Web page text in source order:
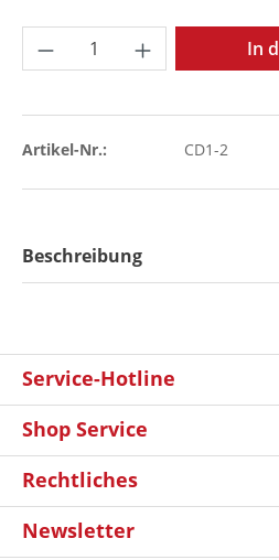
Produkt Anzahl: Gib
In
Artikel-Nr.: CD1-2
Beschreibung
Service-Hotline
Shop Service
Rechtliches
Newsletter